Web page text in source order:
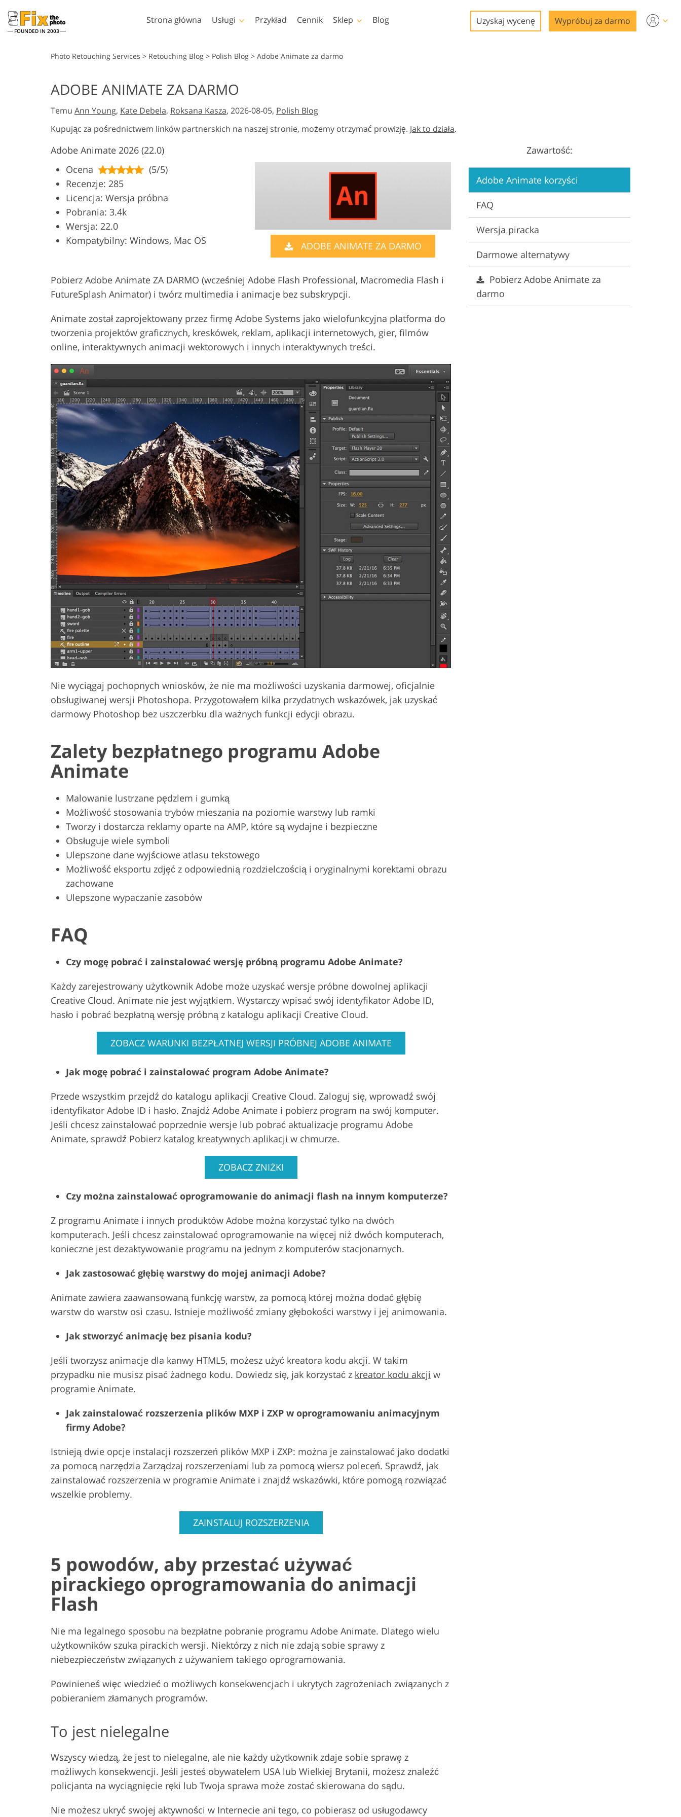
FOUNDED IN 2003
Strona główna Usługi
Usługi edycji zdjęć
ślubnych
obrazem
Foto Przywracanie Usługi
Usługi retuszu produktów Usługi retuszu biżuterii Dane Treningowe AI Usługi edycji wideo
Przykład Cennik Sklep
Lightroom
Ustawienia Lightroom
Całe kolekcje ustawień
wstępnych LR
Kolekcja mobilna
Photoshop
Akcje Photoshopa
Pędzle Photoshop
Nakładki Photoshopa
Tekstury Photoshopa
Templates
Kartki walentynkowe
Zaproszenia ślubne
Blog Uzyskaj wycenę Wypróbuj za darmo
Photo Retouching Services > Retouching Blog > Polish Blog > Adobe Animate za darmo
ADOBE ANIMATE ZA DARMO
Temu Ann Young, Kate Debela, Roksana Kasza, 2026-08-05, Polish Blog
Kupując za pośrednictwem linków partnerskich na naszej stronie, możemy otrzymać prowizję. Jak to działa.
Adobe Animate 2026 (22.0)
Ocena
(5/5)
Recenzje: 285
Licencja: Wersja próbna
Pobrania: 3.4k
Wersja: 22.0
Kompatybilny: Windows, Mac OS
ADOBE ANIMATE ZA DARMO
Pobierz Adobe Animate ZA DARMO (wcześniej Adobe Flash Professional, Macromedia Flash i
FutureSplash Animator) i twórz multimedia i animacje bez subskrypcji.
Animate został zaprojektowany przez firmę Adobe Systems jako wielofunkcyjna platforma do
tworzenia projektów graficznych, kreskówek, reklam, aplikacji internetowych, gier, filmów
online, interaktywnych animacji wektorowych i innych interaktywnych treści.
Nie wyciągaj pochopnych wniosków, że nie ma możliwości uzyskania darmowej, oficjalnie
obsługiwanej wersji Photoshopa. Przygotowałem kilka przydatnych wskazówek, jak uzyskać
darmowy Photoshop bez uszczerbku dla ważnych funkcji edycji obrazu.
Zalety bezpłatnego programu Adobe
Animate
Malowanie lustrzane pędzlem i gumką
Możliwość stosowania trybów mieszania na poziomie warstwy lub ramki
Tworzy i dostarcza reklamy oparte na AMP, które są wydajne i bezpieczne
Obsługuje wiele symboli
Ulepszone dane wyjściowe atlasu tekstowego
Możliwość eksportu zdjęć z odpowiednią rozdzielczością i oryginalnymi korektami obrazu
zachowane
Ulepszone wypaczanie zasobów
FAQ
Czy mogę pobrać i zainstalować wersję próbną programu Adobe Animate?
Każdy zarejestrowany użytkownik Adobe może uzyskać wersje próbne dowolnej aplikacji
Creative Cloud. Animate nie jest wyjątkiem. Wystarczy wpisać swój identyfikator Adobe ID,
hasło i pobrać bezpłatną wersję próbną z katalogu aplikacji Creative Cloud.
ZOBACZ WARUNKI BEZPŁATNEJ WERSJI PRÓBNEJ ADOBE ANIMATE
Jak mogę pobrać i zainstalować program Adobe Animate?
Przede wszystkim przejdź do katalogu aplikacji Creative Cloud. Zaloguj się, wprowadź swój
identyfikator Adobe ID i hasło. Znajdź Adobe Animate i pobierz program na swój komputer.
Jeśli chcesz zainstalować poprzednie wersje lub pobrać aktualizacje programu Adobe
Animate, sprawdź Pobierz katalog kreatywnych aplikacji w chmurze.
ZOBACZ ZNIŻKI
Czy można zainstalować oprogramowanie do animacji flash na innym komputerze?
Z programu Animate i innych produktów Adobe można korzystać tylko na dwóch
komputerach. Jeśli chcesz zainstalować oprogramowanie na więcej niż dwóch komputerach,
konieczne jest dezaktywowanie programu na jednym z komputerów stacjonarnych.
Jak zastosować głębię warstwy do mojej animacji Adobe?
Animate zawiera zaawansowaną funkcję warstw, za pomocą której można dodać głębię
warstw do warstw osi czasu. Istnieje możliwość zmiany głębokości warstwy i jej animowania.
Jak stworzyć animację bez pisania kodu?
Jeśli tworzysz animacje dla kanwy HTML5, możesz użyć kreatora kodu akcji. W takim
przypadku nie musisz pisać żadnego kodu. Dowiedz się, jak korzystać z kreator kodu akcji w
programie Animate.
Jak zainstalować rozszerzenia plików MXP i ZXP w oprogramowaniu animacyjnym
firmy Adobe?
Istnieją dwie opcje instalacji rozszerzeń plików MXP i ZXP: można je zainstalować jako dodatki
za pomocą narzędzia Zarządzaj rozszerzeniami lub za pomocą wiersz poleceń. Sprawdź, jak
zainstalować rozszerzenia w programie Animate i znajdź wskazówki, które pomogą rozwiązać
wszelkie problemy.
ZAINSTALUJ ROZSZERZENIA
5 powodów, aby przestać używać
pirackiego oprogramowania do animacji
Flash
Nie ma legalnego sposobu na bezpłatne pobranie programu Adobe Animate. Dlatego wielu
użytkowników szuka pirackich wersji. Niektórzy z nich nie zdają sobie sprawy z
niebezpieczeństw związanych z używaniem takiego oprogramowania.
Powinieneś więc wiedzieć o możliwych konsekwencjach i ukrytych zagrożeniach związanych z
pobieraniem złamanych programów.
To jest nielegalne
Wszyscy wiedzą, że jest to nielegalne, ale nie każdy użytkownik zdaje sobie sprawę z
możliwych konsekwencji. Jeśli jesteś obywatelem USA lub Wielkiej Brytanii, możesz znaleźć
policjanta na wyciągnięcie ręki lub Twoja sprawa może zostać skierowana do sądu.
Nie możesz ukryć swojej aktywności w Internecie ani tego, co pobierasz od usługodawcy
Zawartość:
Adobe Animate korzyści
FAQ
Wersja piracka
Darmowe alternatywy
Pobierz Adobe Animate za
darmo